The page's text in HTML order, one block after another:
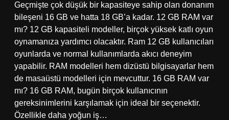
Geçmişte çok düşük bir kapasiteye sahip olan donanım
bileşeni 16 GB ve hatta 18 GB’a kadar. 12 GB RAM var
mı? 12 GB kapasiteli modeller, birçok yüksek katlı oyun
oynamanıza yardımcı olacaktır. Ram 12 GB kullanıcıları
oyunlarda ve normal kullanımlarda akıcı deneyim
yapabilir. RAM modelleri hem dizüstü bilgisayarlar hem
de masaüstü modelleri için mevcuttur. 16 GB RAM var
mı? 16 GB RAM, bugün birçok kullanıcının
gereksinimlerini karşılamak için ideal bir seçenektir.
Özellikle daha yoğun iş…